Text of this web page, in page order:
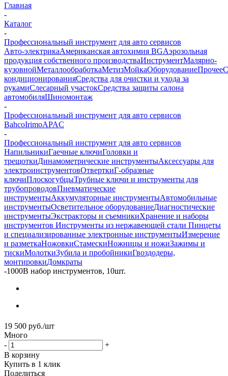
Главная
-
Каталог
-
Профессиональный инструмент для авто сервисов
Авто-электрикаАмериканская автохимия BGАэрозольная
продукция собственного производстваИнструментМалярно-
кузовнойМеталлообработкаМетизМойкаОборудованиеПрочее
кондиционированияСредства для очистки и ухода за
рукамиСлесарный участокСредства защиты салона
автомобиляШиномонтаж
-
Профессиональный инструмент для авто сервисов
BahcoIrimoAPAC
-
Профессиональный инструмент для авто сервисов
НапильникиГаечные ключиГоловки и
трещоткиДинамометрические инструментыАксессуары для
электроинструментовОтверткиГ-образные
ключиПлоскогубцыТрубные ключи и инструменты для
трубопроводовПневматические
инструментыАккумуляторные инструментыАвтомобильные
инструментыОсветительное оборудованиеДиагностические
инструментыЭкстракторы и съемникиХранение и наборы
инструментов Инструменты из нержавеющей стали Пинцеты
и специализированные электронные инструментыИзмерение
и разметкаНожовкиСтамескиНожницы и ножиЗажимы и
тискиМолоткиЗубила и пробойникиГвоздодеры,
монтировкиДомкраты
-1000В набор инструментов, 10шт.
19 500 руб./шт
Много
-
+
В корзину
Купить в 1 клик
Поделиться